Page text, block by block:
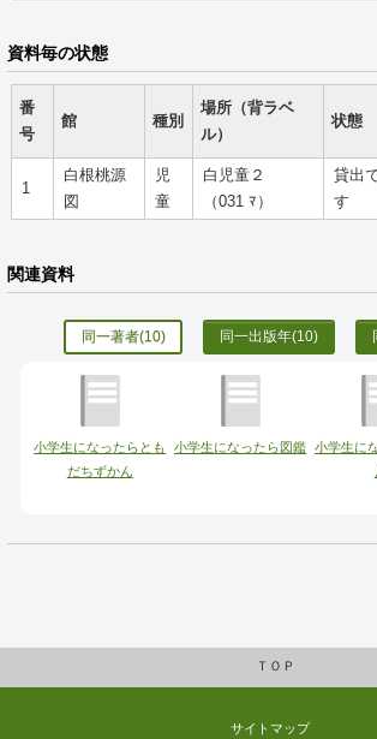
資料毎の状態
番
号
館 種別
場所（背ラベ
ル）
状態
1
白根桃源
図
児
童
白児童２
（031 ﾏ）
貸出
す
関連資料
同一著者(10) 同一出版年(10)
小学生になったらとも
だちずかん
小学生になったら図鑑 小学生に
ＴＯＰ
サイトマップ